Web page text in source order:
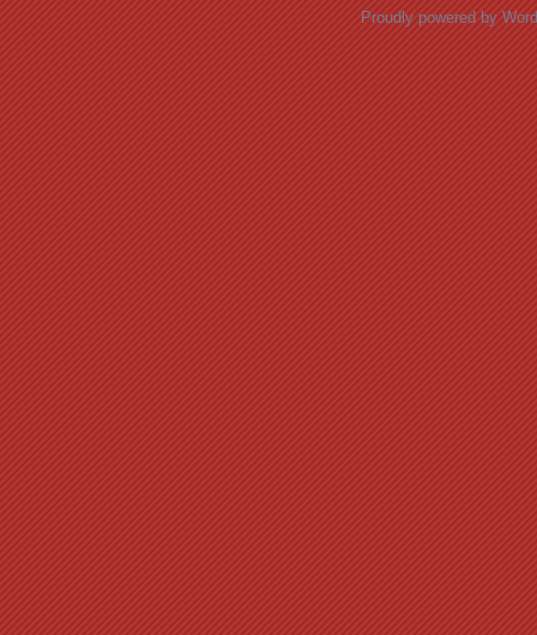
Proudly powered by